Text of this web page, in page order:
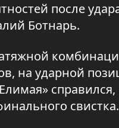
после
Ботнарь.
на ударной
свистка.